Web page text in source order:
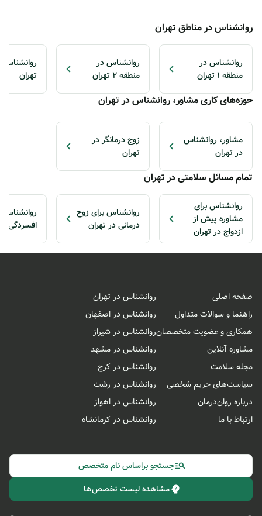
روانشناس در مناطق تهران
روانشناس در
منطقه 1 تهران
روانشناس در
منطقه 2 تهران
تهران
حوزه‌های کاری مشاور، روانشناس در تهران
مشاور، روانشناس
در تهران
زوج درمانگر در
تهران
تمام مسائل سلامتی در تهران
روانشناس برای
مشاوره پیش از
ازدواج در تهران
روانشناس برای زوج
درمانی در تهران
روانشناس
افسردگی
صفحه اصلی
راهنما و سوالات متداول
همکاری و عضویت متخصصان
مشاوره آنلاین
مجله سلامت
سیاست‌های حریم شخصی
درباره روان‌درمان
ارتباط با ما
روانشناس در تهران
روانشناس در اصفهان
روانشناس در شیراز
روانشناس در مشهد
روانشناس در کرج
روانشناس در رشت
روانشناس در اهواز
روانشناس در کرمانشاه
جستجو براساس نام متخصص
مشاهده لیست تخصص‌ها